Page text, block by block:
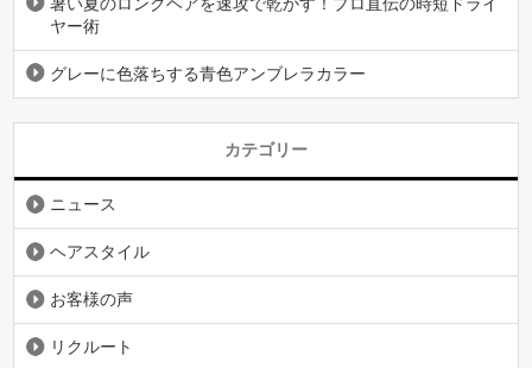
ヤー術
グレーに色落ちする青色アンブレラカラー
カテゴリー
ニュース
ヘアスタイル
お客様の声
リクルート